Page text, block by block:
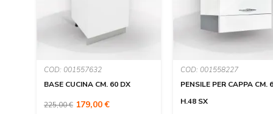
COD: 001557632
BASE CUCINA CM. 60 DX
225,00 € 179,00 €
COD: 001558227
PENSILE PER CAPPA CM.
H.48 SX